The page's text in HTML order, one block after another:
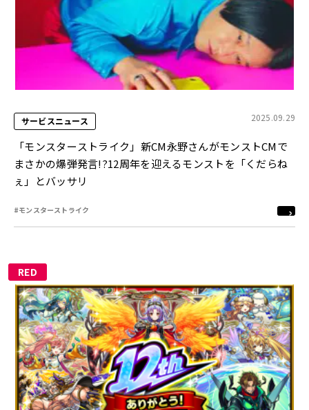
サービスニュース 2025.09.29
「モンスターストライク」新CM永野さんがモンストCMで
まさかの爆弾発言!?12周年を迎えるモンストを「くだらね
ぇ」とバッサリ
#モンスターストライク
RED